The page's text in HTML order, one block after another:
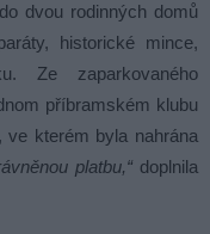
dvou rodinných domů
historické mince,
Ze zaparkovaného
příbramském klubu
ve kterém byla nahrána
platbu,“ doplnila